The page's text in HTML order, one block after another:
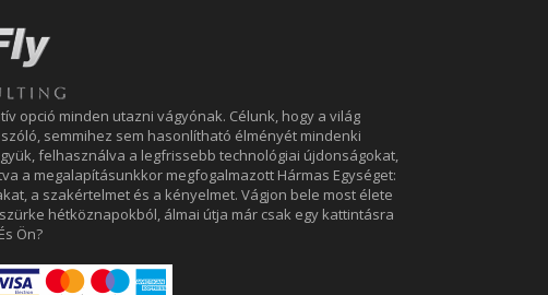
opció minden utazni vágyónak. Célunk, hogy a világ
semmihez sem hasonlítható élményét mindenki
felhasználva a legfrissebb technológiai újdonságokat,
a megalapításunkkor megfogalmazott Hármas Egységet:
a szakértelmet és a kényelmet. Vágjon bele most élete
hétköznapokból, álmai útja már csak egy kattintásra
Ön?